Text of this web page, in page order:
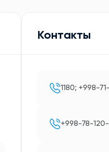
Контакты
1180; +998-
+998-78-